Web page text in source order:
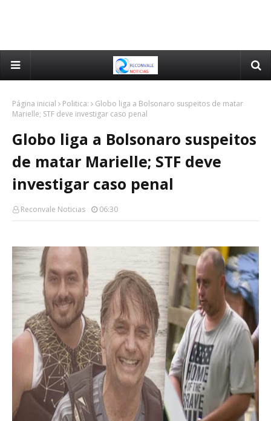
Página inicial Politica:
Globo liga a Bolsonaro suspeitos de matar
Marielle; STF deve investigar caso penal
Globo liga a Bolsonaro suspeitos
de matar Marielle; STF deve
investigar caso penal
Reconvale Noticias 06:30